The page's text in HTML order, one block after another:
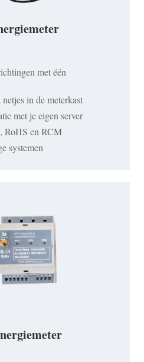
met één
in de meterkast
met je eigen server
RoHS en RCM
systemen